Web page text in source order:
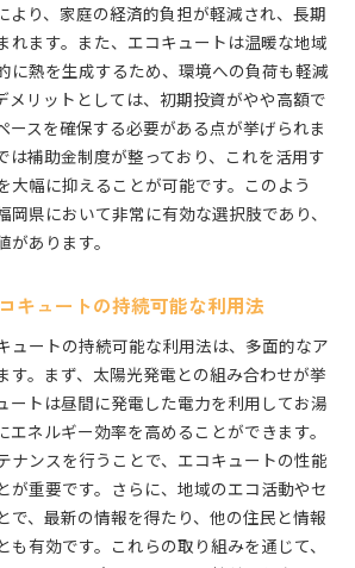
より、家庭の経済的負担が軽減され、長期
れます。また、エコキュートは温暖な地域
に熱を生成するため、環境への負荷も軽減
メリットとしては、初期投資がやや高額で
ースを確保する必要がある点が挙げられま
は補助金制度が整っており、これを活用す
大幅に抑えることが可能です。このよう
岡県において非常に有効な選択肢であり、
あります。
キュートの持続可能な利用法
ュートの持続可能な利用法は、多面的なア
す。まず、太陽光発電との組み合わせが挙
ートは昼間に発電した電力を利用してお湯
エネルギー効率を高めることができます。
ナンスを行うことで、エコキュートの性能
が重要です。さらに、地域のエコ活動やセ
で、最新の情報を得たり、他の住民と情報
有効です。これらの取り組みを通じて、